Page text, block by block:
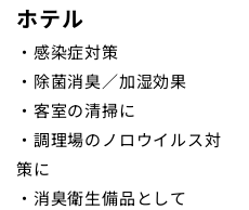
ホテル
・感染症対策
・除菌消臭／加湿効果
・客室の清掃に
・調理場のノロウイルス対
策に
・消臭衛生備品として